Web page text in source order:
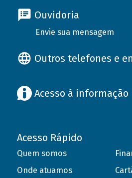
Ouvidoria
Envie sua mensagem
Outros telefones e
Acesso à informação
Acesso Rápido
Quem somos
Onde atuamos